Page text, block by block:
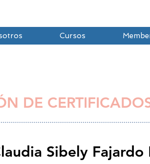
Cursos
DE
Sibely Fajardo